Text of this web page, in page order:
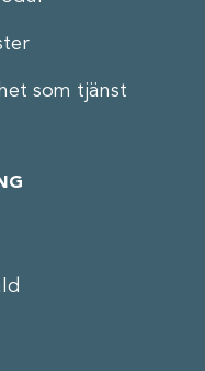
som tjänst